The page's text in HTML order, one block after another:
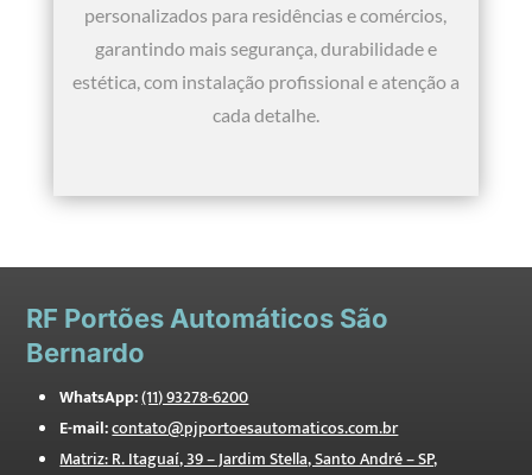
personalizados para residências e comércios,
garantindo mais segurança, durabilidade e
estética, com instalação profissional e atenção a
cada detalhe.
RF Portões Automáticos São
Bernardo
WhatsApp:(11) 93278-6200
E-mail:contato@pjportoesautomaticos.com.br
Matriz: R. Itaguaí, 39 – Jardim Stella, Santo André – SP,